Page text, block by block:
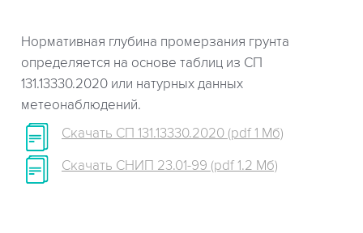
Нормативная глубина промерзания грунта
определяется на основе таблиц из СП
131.13330.2020 или натурных данных
метеонаблюдений.
Скачать СП 131.13330.2020 (pdf 1 Мб)
Скачать СНИП 23.01-99 (pdf 1.2 Мб)